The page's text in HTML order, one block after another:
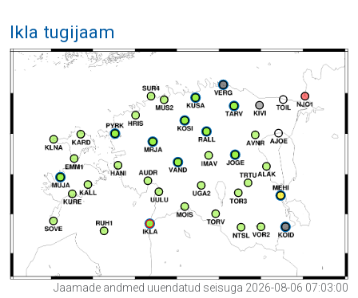
Ikla tugijaam
Jaamade andmed uuendatud seisuga 2026-08-06 07:03:00